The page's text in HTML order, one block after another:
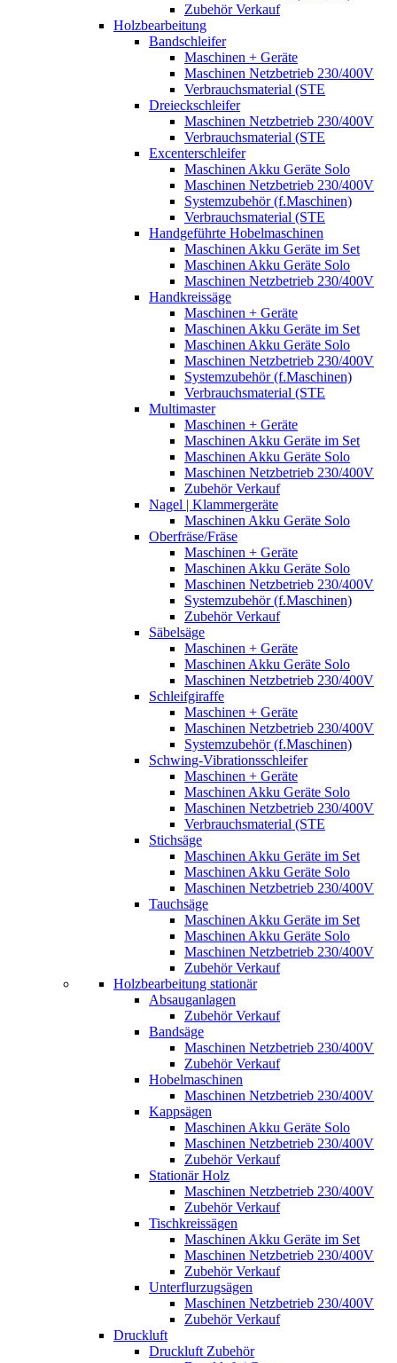
Zubehör Verkauf
Holzbearbeitung
Bandschleifer
Maschinen + Geräte
Maschinen Netzbetrieb 230/400V
Verbrauchsmaterial (STE
Dreieckschleifer
Maschinen Netzbetrieb 230/400V
Verbrauchsmaterial (STE
Excenterschleifer
Maschinen Akku Geräte Solo
Maschinen Netzbetrieb 230/400V
Systemzubehör (f.Maschinen)
Verbrauchsmaterial (STE
Handgeführte Hobelmaschinen
Maschinen Akku Geräte im Set
Maschinen Akku Geräte Solo
Maschinen Netzbetrieb 230/400V
Handkreissäge
Maschinen + Geräte
Maschinen Akku Geräte im Set
Maschinen Akku Geräte Solo
Maschinen Netzbetrieb 230/400V
Systemzubehör (f.Maschinen)
Verbrauchsmaterial (STE
Multimaster
Maschinen + Geräte
Maschinen Akku Geräte im Set
Maschinen Akku Geräte Solo
Maschinen Netzbetrieb 230/400V
Zubehör Verkauf
Nagel | Klammergeräte
Maschinen Akku Geräte Solo
Oberfräse/Fräse
Maschinen + Geräte
Maschinen Akku Geräte Solo
Maschinen Netzbetrieb 230/400V
Systemzubehör (f.Maschinen)
Zubehör Verkauf
Säbelsäge
Maschinen + Geräte
Maschinen Akku Geräte Solo
Maschinen Netzbetrieb 230/400V
Schleifgiraffe
Maschinen + Geräte
Maschinen Netzbetrieb 230/400V
Systemzubehör (f.Maschinen)
Schwing-Vibrationsschleifer
Maschinen + Geräte
Maschinen Akku Geräte Solo
Maschinen Netzbetrieb 230/400V
Verbrauchsmaterial (STE
Stichsäge
Maschinen Akku Geräte im Set
Maschinen Akku Geräte Solo
Maschinen Netzbetrieb 230/400V
Tauchsäge
Maschinen Akku Geräte im Set
Maschinen Akku Geräte Solo
Maschinen Netzbetrieb 230/400V
Zubehör Verkauf
Holzbearbeitung stationär
Absauganlagen
Zubehör Verkauf
Bandsäge
Maschinen Netzbetrieb 230/400V
Zubehör Verkauf
Hobelmaschinen
Maschinen Netzbetrieb 230/400V
Kappsägen
Maschinen Akku Geräte Solo
Maschinen Netzbetrieb 230/400V
Zubehör Verkauf
Stationär Holz
Maschinen Netzbetrieb 230/400V
Zubehör Verkauf
Tischkreissägen
Maschinen Akku Geräte im Set
Maschinen Netzbetrieb 230/400V
Zubehör Verkauf
Unterflurzugsägen
Maschinen Netzbetrieb 230/400V
Zubehör Verkauf
Druckluft
Druckluft Zubehör